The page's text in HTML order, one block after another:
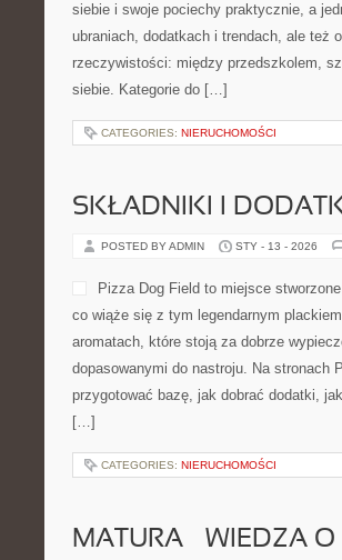
siebie i swoje pociechy praktycznie, a
ubraniach, dodatkach i trendach, ale też
rzeczywistości: między przedszkolem,
siebie. Kategorie do […]
CATEGORIES: NIERUCHOMOŚCI
SKŁADNIKI I
POSTED BY ADMIN STY - 13 - 2026
Pizza Dog Field to miejsce
co wiąże się z tym legendarnym
aromatach, które stoją za dobrze
dopasowanymi do nastroju. Na stronach
przygotować bazę, jak dobrać dodatki,
[…]
CATEGORIES: NIERUCHOMOŚCI
MATURA – WIEDZA